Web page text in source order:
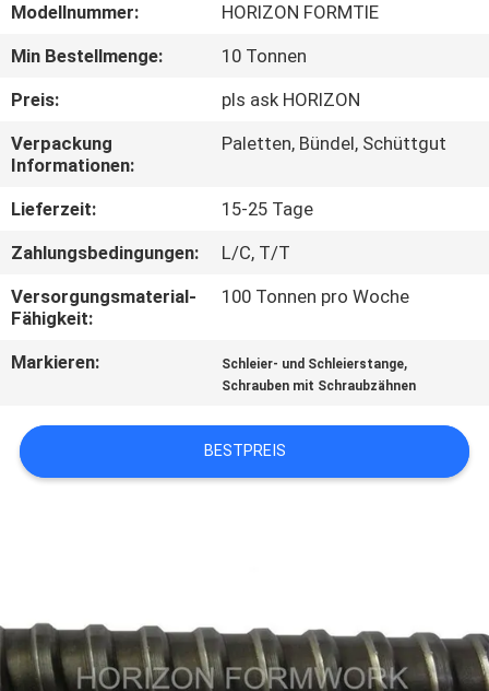
QUALITÄTSKONTROLLE
TRETEN
SIE
MIT
UNS
IN
VERBINDUNG
EIN
ZITAT
POLICY
Modellnummer:
HORIZON FORMTIE
Min Bestellmenge:
10 Tonnen
Preis:
pls ask HORIZON
Verpackung
Informationen:
Paletten, Bündel, Schüttgut
Lieferzeit:
15-25 Tage
Zahlungsbedingungen:
L/C, T/T
Versorgungsmaterial-
Fähigkeit:
100 Tonnen pro Woche
Markieren: Schleier- und Schleierstange,
Schrauben mit Schraubzähnen
BESTPREIS